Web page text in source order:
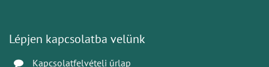
Lépjen kapcsolatba velünk
Kapcsolatfelvételi űrlap